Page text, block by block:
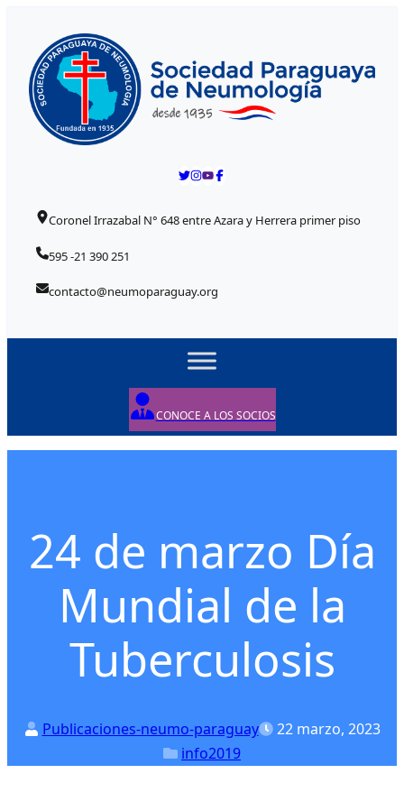
Coronel Irrazabal N° 648 entre Azara y Herrera primer piso
595 -21 390 251
contacto@neumoparaguay.org
CONOCE A LOS SOCIOS
24 de marzo Día
Mundial de la
Tuberculosis
Publicaciones-neumo-paraguay 22 marzo, 2023
info2019